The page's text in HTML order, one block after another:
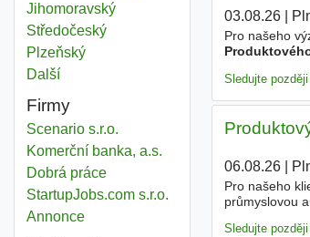
Produktový manažer
JihomoravskýKraj
Produktový manažer
StředočeskýKraj
Produktový manažer
PlzeňskýKraj
Dalšíkraj
Firmy
Scenario s.r.o.
Komerční banka, a.s.
Dobrá práce
StartupJobs.com s.r.o.
Annonce
03.08.26|
Pro našeho
Sledujte později
06.08.26|
Pro našeho
průmyslovou
Sledujte později